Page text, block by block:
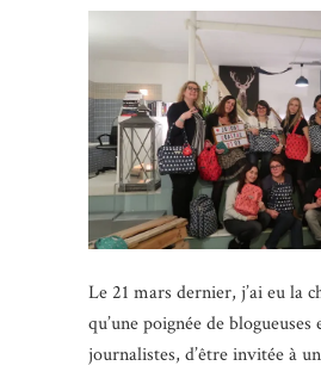
Le 21 mars dernier, j’ai eu la
qu’une poignée de blogueuses
journalistes, d’être invitée à